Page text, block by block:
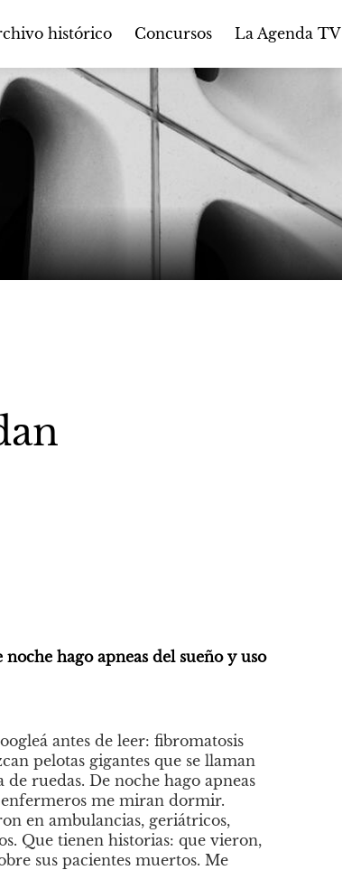
histórico Concursos La Agenda TV
hago apneas del sueño y uso
antes de leer: fibromatosis
pelotas gigantes que se llaman
ruedas. De noche hago apneas
enfermeros me miran dormir.
en ambulancias, geriátricos,
Que tienen historias: que vieron,
sus pacientes muertos. Me